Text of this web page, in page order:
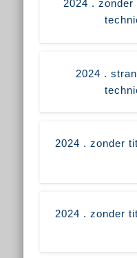
2024 .
2024 .
2024 . zonder
2024 . zonder